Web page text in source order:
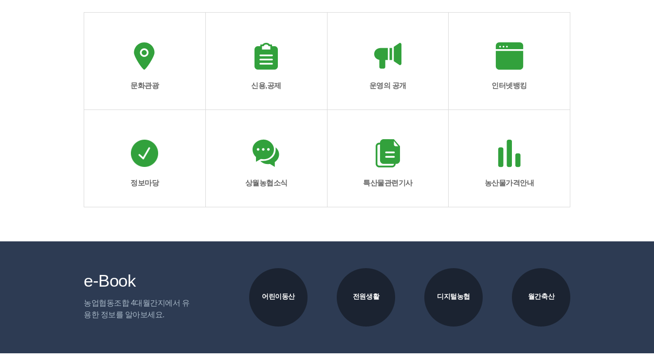
문화관광 신용,공제 운영의 공개 인터넷뱅킹
정보마당 상월농협소식 특산물관련기사 농산물가격안내
e-Book
농업협동조합 4대월간지에서 유
용한 정보를 알아보세요.
어린이동산 전원생활 디지털농협 월간축산